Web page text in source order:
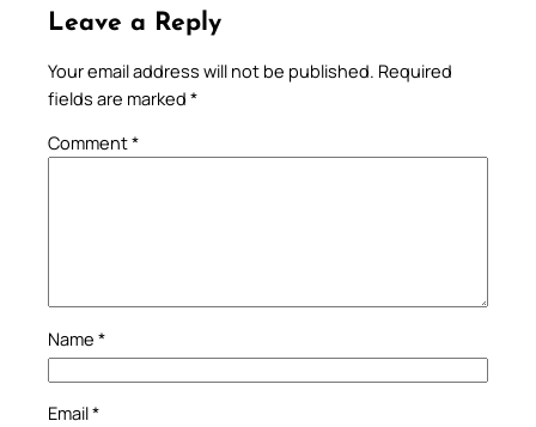
Leave a Reply
Your email address will not be published. Required
fields are marked *
Comment*
Name *
Email*